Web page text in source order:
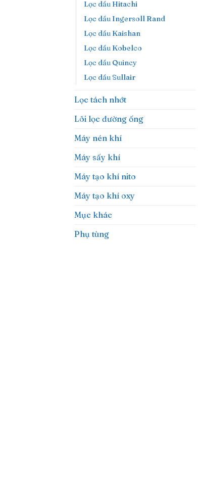
Lọc dầu Hitachi
Lọc dầu Ingersoll Rand
Lọc dầu Kaishan
Lọc dầu Kobelco
Lọc dầu Quincy
Lọc dầu Sullair
Lọc tách nhớt
Lõi lọc đường ống
Máy nén khí
Máy sấy khí
Máy tạo khí nito
Máy tạo khí oxy
Mục khác
Phụ tùng